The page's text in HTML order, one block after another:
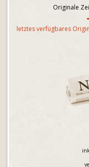
Originale
letztes verfügbares